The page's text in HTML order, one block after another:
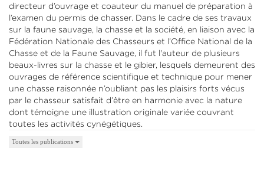
directeur d’ouvrage et coauteur du manuel de préparation à
l’examen du permis de chasser. Dans le cadre de ses travaux
sur la faune sauvage, la chasse et la société, en liaison avec la
Fédération Nationale des Chasseurs et l’Office National de la
Chasse et de la Faune Sauvage, il fut l'auteur de plusieurs
beaux-livres sur la chasse et le gibier, lesquels demeurent des
ouvrages de référence scientifique et technique pour mener
une chasse raisonnée n’oubliant pas les plaisirs forts vécus
par le chasseur satisfait d’être en harmonie avec la nature
dont témoigne une illustration originale variée couvrant
toutes les activités cynégétiques.
Toutes les publications